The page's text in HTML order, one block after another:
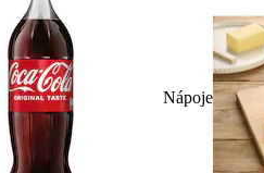
Nápoje